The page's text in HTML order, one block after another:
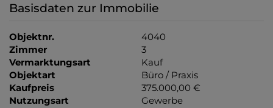
Basisdaten zur Immobilie
Objektnr.
4040
Zimmer
3
Vermarktungsart
Kauf
Objektart
Büro / Praxis
Kaufpreis
375.000,00 €
Nutzungsart
Gewerbe